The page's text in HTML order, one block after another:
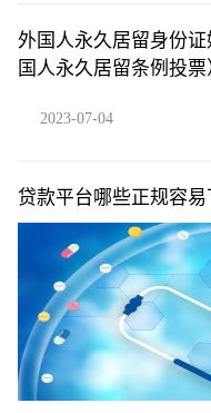
外国人永久居留身份
国人永久居留条例投票
2023-07-04
贷款平台哪些正规容
口碑好